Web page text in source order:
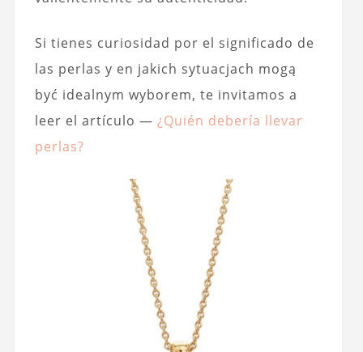
Si tienes curiosidad por el significado de
las perlas y en jakich sytuacjach mogą
być idealnym wyborem, te invitamos a
leer el artículo — ¿Quién debería llevar
perlas?